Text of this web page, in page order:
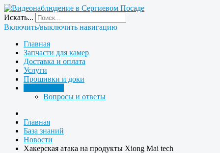
Искать...
Включить/выключить навигацию
Главная
Запчасти для камер
Доставка и оплата
Услуги
Прошивки и доки
Вопросы и ответы
Главная
База знаний
Новости
Хакерская атака на продукты Xiong Mai tech